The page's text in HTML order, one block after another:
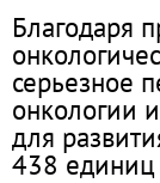
Благодаря
серьезное
онкологии
для
438 единиц